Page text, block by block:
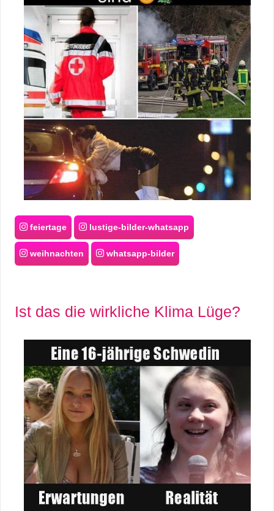
feiertage lustige-bilder-whatsapp
weihnachten whatsapp-bilder
Ist das die wirkliche Klima Lüge?